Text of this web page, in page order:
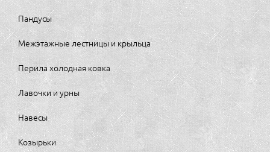
Пандусы
Межэтажные лестницы и крыльца
Перила холодная ковка
Лавочки и урны
Навесы
Козырьки